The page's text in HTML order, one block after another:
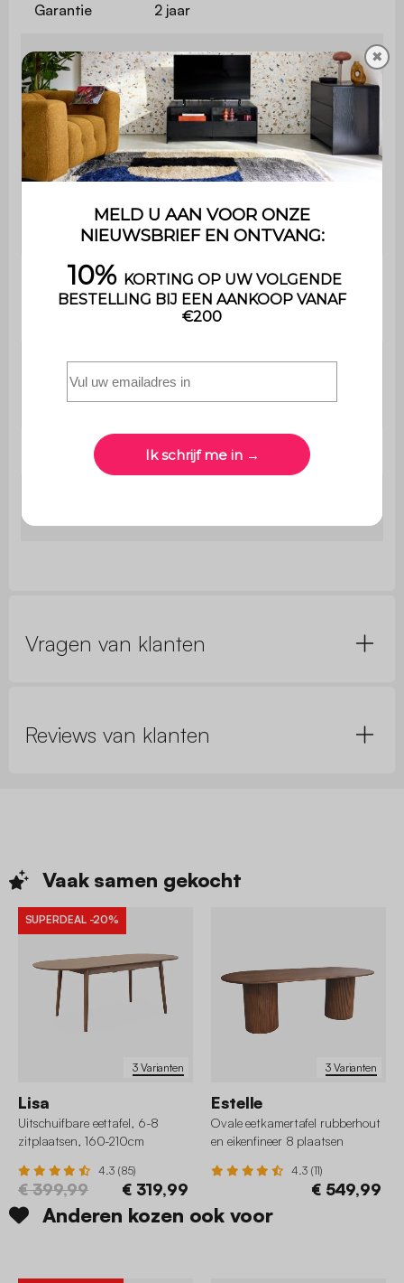
Garantie 2 jaar
Montage
De montage is heel eenvoudig,
een handleiding wordt
meegeleverd
Dikte blad 2,2 cm
tussen de
116 / 70 cm
Hoogte
onder de
66 cm
Maximaal
ondersteund
gewicht
35 kg
Afmetingen L 190 x b 100 x H 75 cm
Vragen van klanten
Reviews van klanten
Vaak samen gekocht
3 Varianten
SUPERDEAL -20%
Lisa
Uitschuifbare eettafel, 6-8
zitplaatsen, 160-210cm
4.3 (85)
€ 399,99 € 319,99
3 Varianten
Estelle
Ovale eetkamertafel rubberhout
en eikenfineer 8 plaatsen
4.3 (11)
€ 549,99
Anderen kozen ook voor
✖